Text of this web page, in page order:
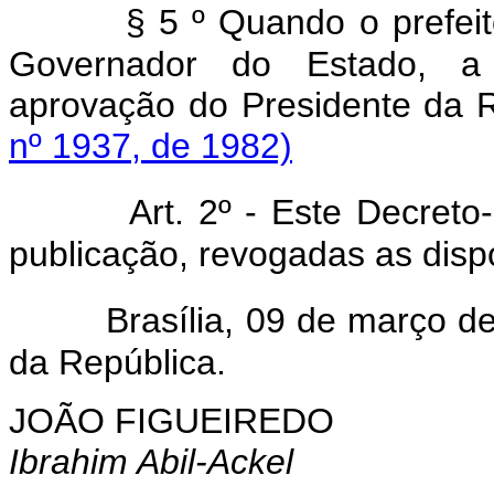
§ 5 º Quando o
Governador do Estado,
aprovação do Presidente da
nº 1937, de 1982)
Art. 2º - Este
publicação, revogadas as
Brasília, 09 de março
da República.
JOÃO FIGUEIREDO
Ibrahim Abil-Ackel